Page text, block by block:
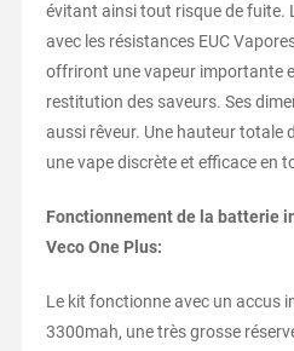
évitant ainsi tout risque de fuite.
avec les résistances EUC
offriront une vapeur importante
restitution des saveurs. Ses
aussi rêveur. Une hauteur totale
une vape discrète et efficace en
Fonctionnement de la batterie
Veco One Plus:
Le kit fonctionne avec un accus
3300mah, une très grosse